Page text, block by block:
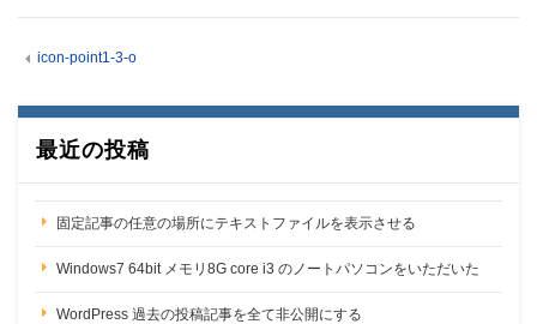
icon-point1-3-o
最近の投稿
固定記事の任意の場所にテキストファイルを表示させる
Windows7 64bit メモリ8G core i3 のノートパソコンをいただいた
WordPress 過去の投稿記事を全て非公開にする